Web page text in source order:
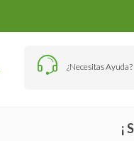
¿Necesitas Ayuda?
¡